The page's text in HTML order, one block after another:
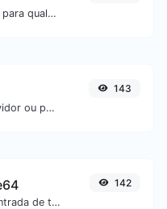
Gere um slug de URL para qualquer entrada de texto.
Ping em um site, servidor ou porta.
143
Codifique qualquer entrada de texto em Base64.
142